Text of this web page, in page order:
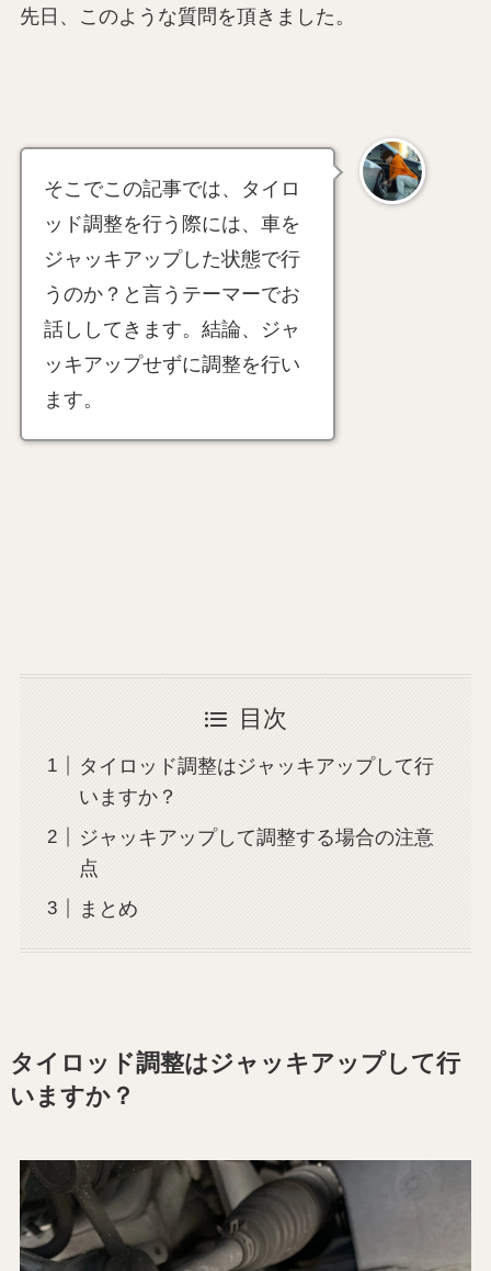
先日、このような質問を頂きました。
そこでこの記事では、タイロ
ッド調整を行う際には、車を
ジャッキアップした状態で行
うのか？と言うテーマーでお
話ししてきます。結論、ジャ
ッキアップせずに調整を行い
ます。
目次
タイロッド調整はジャッキアップして行
いますか？
ジャッキアップして調整する場合の注意
点
まとめ
タイロッド調整はジャッキアップして行
いますか？